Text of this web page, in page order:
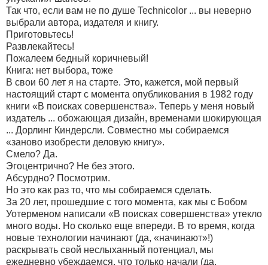
Так что, если вам не по душе Technicolor ... вы неверно
выбрали автора, издателя и книгу.
Приготовьтесь!
Развлекайтесь!
Пожалеем бедный коричневый!
Книга: нет выбора, тоже
В свои 60 лет я на старте. Это, кажется, мой первый
настоящий старт с момента опубликования в 1982 году
книги «В поисках совершенства». Теперь у меня новый
издатель ... обожающая дизайн, временами шокирующая
... Дорлинг Киндерсли. Совместно мы собираемся
«заново изобрести деловую книгу».
Смело? Да.
Эгоцентрично? Не без этого.
Абсурдно? Посмотрим.
Но это как раз то, что мы собираемся сделать.
За 20 лет, прошедшие с того момента, как мы с Бобом
Уотерменом написали «В поисках совершенства» утекло
много воды. Но сколько еще впереди. В то время, когда
новые технологии начинают (да, «начинают»!)
раскрывать свой неслыханный потенциал, мы
ежедневно убеждаемся, что только начали (да,